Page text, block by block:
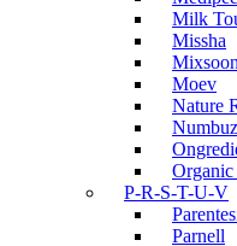
Milk
Missha
Mixsoon
Moev
Nature
Organic
P-R-S-T-U-V
Parnell